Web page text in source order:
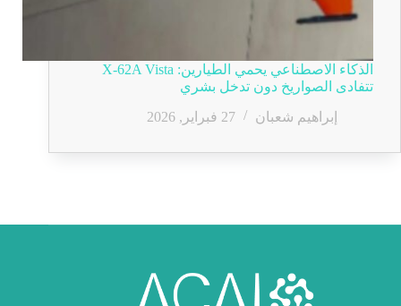
الذكاء الاصطناعي يحمي الطيارين: X-62A Vista
تتفادى الصواريخ دون تدخل بشري
إبراهيم شعبان
27 فبراير, 2026